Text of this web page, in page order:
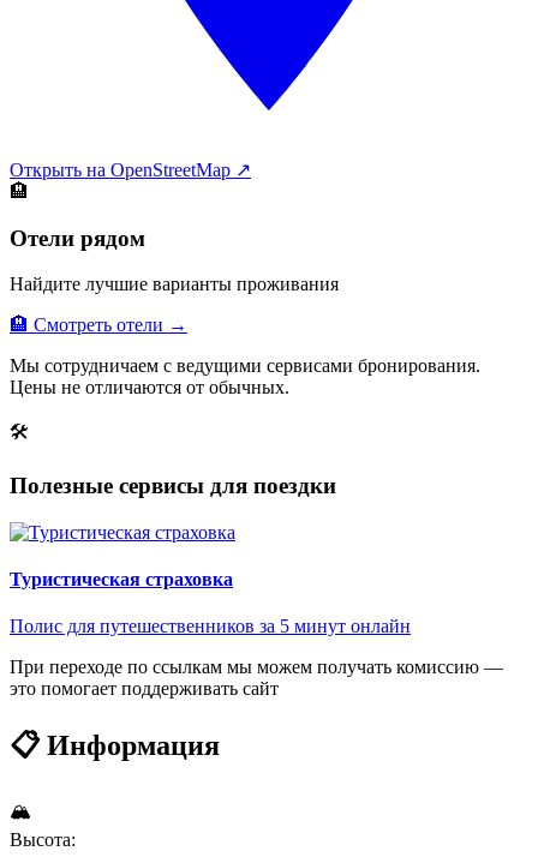
Открыть на OpenStreetMap ↗
🏨
Отели рядом
Найдите лучшие варианты проживания
🏨 Смотреть отели →
Мы сотрудничаем с ведущими сервисами бронирования.
Цены не отличаются от обычных.
🛠
Полезные сервисы для поездки
Туристическая страховка
Полис для путешественников за 5 минут онлайн
При переходе по ссылкам мы можем получать комиссию —
это помогает поддерживать сайт
📋 Информация
🏔
Высота: